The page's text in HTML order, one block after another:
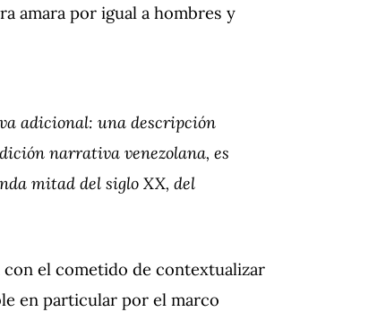
amara por igual a hombres y
adicional: una descripción
narrativa venezolana, es
mitad del siglo XX, del
el cometido de contextualizar
en particular por el marco